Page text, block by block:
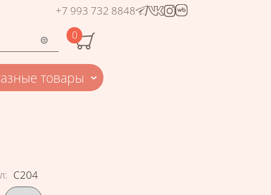
+7 993 732 8848
0
товары
: С204